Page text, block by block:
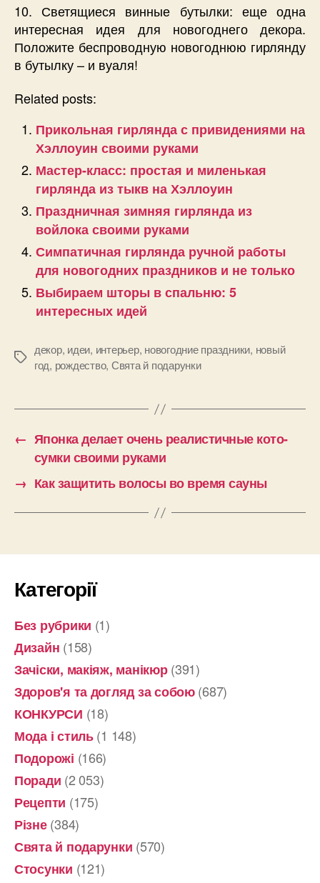
10. Светящиеся винные бутылки: еще одна
интересная идея для новогоднего декора.
Положите беспроводную новогоднюю гирлянду
в бутылку – и вуаля!
Related posts:
Прикольная гирлянда с привидениями на
Хэллоуин своими руками
Мастер-класс: простая и миленькая
гирлянда из тыкв на Хэллоуин
Праздничная зимняя гирлянда из
войлока своими руками
Симпатичная гирлянда ручной работы
для новогодних праздников и не только
Выбираем шторы в спальню: 5
интересных идей
Позначки
декор, идеи, интерьер, новогодние праздники, новый
год, рождество, Свята й подарунки
← Японка делает очень реалистичные кото-
сумки своими руками
→ Как защитить волосы во время сауны
Категорії
Без рубрики (1)
Дизайн (158)
Зачіски, макіяж, манікюр(391)
Здоров'я та догляд за собою(687)
КОНКУРСИ (18)
Мода і стиль(1 148)
Подорожі (166)
Поради (2 053)
Рецепти (175)
Різне(384)
Свята й подарунки (570)
Стосунки (121)